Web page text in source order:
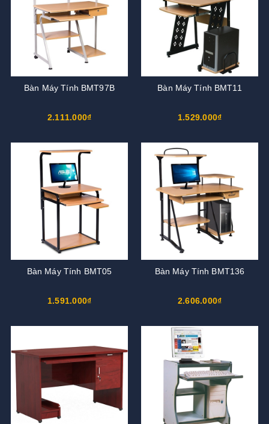
Bàn Máy Tính BMT97B
2.111.000₫
Bàn Máy Tính BMT11
1.529.000₫
Bàn Máy Tính BMT05
1.591.000₫
Bàn Máy Tính BMT136
2.606.000₫